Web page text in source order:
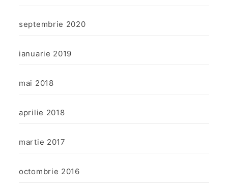
septembrie 2020
ianuarie 2019
mai 2018
aprilie 2018
martie 2017
octombrie 2016